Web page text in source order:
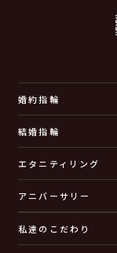
婚約指輪
結婚指輪
エタニティリング
アニバーサリー
私達のこだわり